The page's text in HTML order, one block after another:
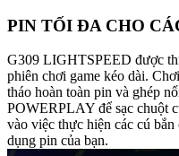
PIN TỐI ĐA CHO
G309 LIGHTSPEED được
phiên chơi game kéo dài.
tháo hoàn toàn pin và ghép
POWERPLAY để sạc chuột
vào việc thực hiện các cú
dụng pin của bạn.